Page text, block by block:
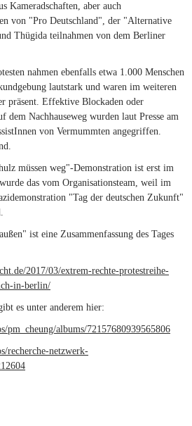
Kameradschaften, aber auch
von "Pro Deutschland", der "Alternative
Thügida teilnahmen von dem Berliner
nahmen ebenfalls etwa 1.000 Menschen
lautstark und waren im weiteren
präsent. Effektive Blockaden oder
dem Nachhauseweg wurden laut Presse am
von Vermummten angegriffen.
müssen weg"-Demonstration ist erst im
das vom Organisationsteam, weil im
"Tag der deutschen Zukunft"
ist eine Zusammenfassung des Tages
2017/03/extrem-rechte-protestreihe-
in-berlin/
es unter anderem hier:
albums/72157680939565806
recherche-netzwerk-